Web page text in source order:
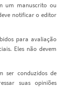
um manuscrito ou
notificar o editor
para avaliação
Eles não devem
ser conduzidos de
suas opiniões